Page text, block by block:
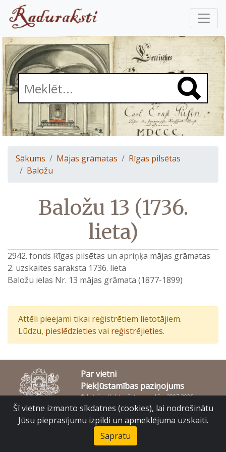
Sākums Mājas grāmatas
Rīgas pilsētas
Baložu
Baložu 13 (1736.
lieta)
2942. fonds Rīgas pilsētas un apriņķa mājas grāmatas
2. uzskaites saraksta 1736. lieta
Baložu ielas Nr. 13 mājas grāmata (1877-1899)
Attēli pieejami tikai reģistrētiem lietotājiem.
Lūdzu, pieslēdzieties vai reģistrējieties.
Par vietni
Piekļūstamības paziņojums
© Latvijas Valsts vēstures arhīvs 2007-2026
Slokas iela 16, Rīga, LV – 1048
Šī vietne izmanto sīkdatnes (cookies), lai nodrošinātu
Jūsu pieprasījumu izpildi un apmeklējuma uzskaiti.
Sapratu